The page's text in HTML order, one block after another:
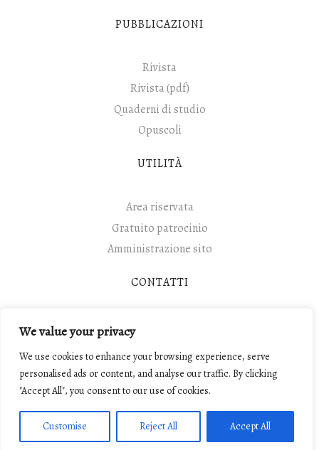
We value your privacy
We use cookies to enhance your browsing experience, serve
personalised ads or content, and analyse our traffic. By clicking
"Accept All", you consent to our use of cookies.
Customise Reject All Accept All
PUBBLICAZIONI
Rivista
Rivista (pdf)
Quaderni di studio
Opuscoli
UTILITÀ
Area riservata
Gratuito patrocinio
Amministrazione sito
CONTATTI
© 2017 Camera Penale di Modena Carl'Alberto Perroux.
Tutti i diritti riservati.